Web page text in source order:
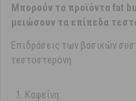
Μπορούν τα προϊόντα fat
μειώσουν τα επίπεδα
Επιδράσεις των βασικών
τεστοστερόνη
Καφεΐνη: